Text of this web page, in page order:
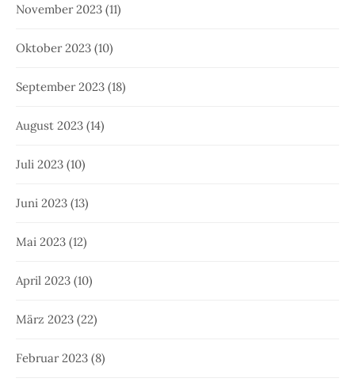
November 2023 (11)
Oktober 2023 (10)
September 2023 (18)
August 2023 (14)
Juli 2023 (10)
Juni 2023 (13)
Mai 2023 (12)
April 2023 (10)
März 2023 (22)
Februar 2023 (8)